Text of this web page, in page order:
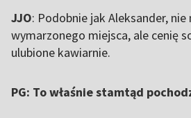
JJO: Podobnie jak Aleksander,
wymarzonego miejsca, ale cenię
ulubione kawiarnie.
PG: To właśnie stamtąd